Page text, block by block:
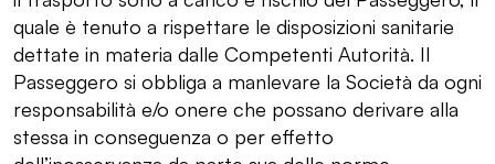
quale è tenuto a rispettare le disposizioni sanitarie
dettate in materia dalle Competenti Autorità. Il
Passeggero si obbliga a manlevare la Società da ogni
responsabilità e/o onere che possano derivare alla
stessa in conseguenza o per effetto